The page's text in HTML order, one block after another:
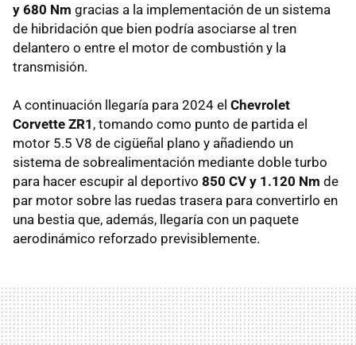
y 680 Nm gracias a la implementación de un sistema
de hibridación que bien podría asociarse al tren
delantero o entre el motor de combustión y la
transmisión.
A continuación llegaría para 2024 el Chevrolet
Corvette ZR1 , tomando como punto de partida el
motor 5.5 V8 de cigüeñal plano y añadiendo un
sistema de sobrealimentación mediante doble turbo
para hacer escupir al deportivo 850 CV y 1.120 Nm de
par motor sobre las ruedas trasera para convertirlo en
una bestia que, además, llegaría con un paquete
aerodinámico reforzado previsiblemente.